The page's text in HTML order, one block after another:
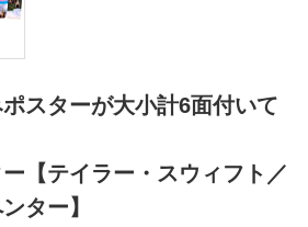
スターが大小計6面付いて
【テイラー・スウィフト／
ター】